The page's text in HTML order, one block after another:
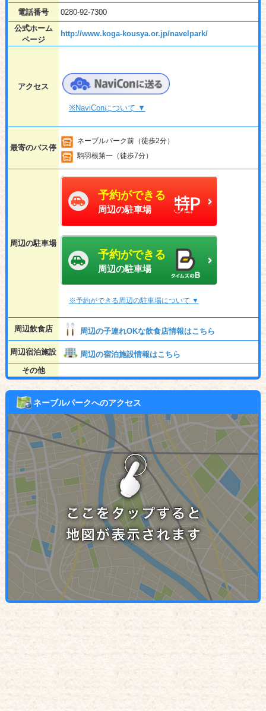
電話番号
0280-92-7300
公式ホーム
ページ
http://www.koga-kousya.or.jp/navelpark/
アクセス
※NaviConについて ▼
最寄のバス停
ネーブルパーク前（徒歩2分）
駒羽根第一（徒歩7分）
周辺の駐車場
予約ができる
周辺の駐車場
予約ができる
周辺の駐車場
※予約ができる周辺の駐車場について ▼
周辺飲食店 周辺の子連れOKな飲食店情報はこちら
周辺宿泊施設
周辺の宿泊施設情報はこちら
その他
ネーブルパークへのアクセス